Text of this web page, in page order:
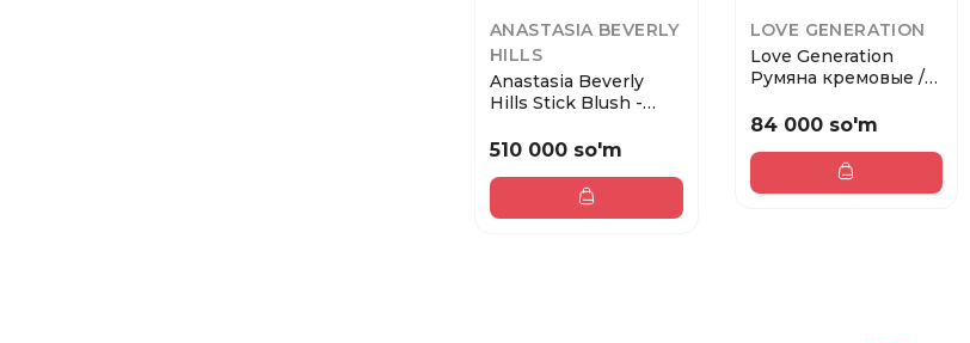
ANASTASIA BEVERLY
HILLS
Anastasia Beverly
Hills Stick Blush -
510 000 so'm
LOVE GENERATION
Love Generation
Румяна кремовые /
84 000 so'm